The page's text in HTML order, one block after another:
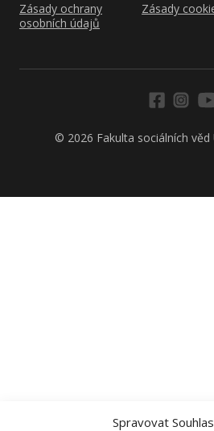
Spravovat
Zásady ochrany
osobních údajů
Zásady
© 2026 Fakulta sociálních věd